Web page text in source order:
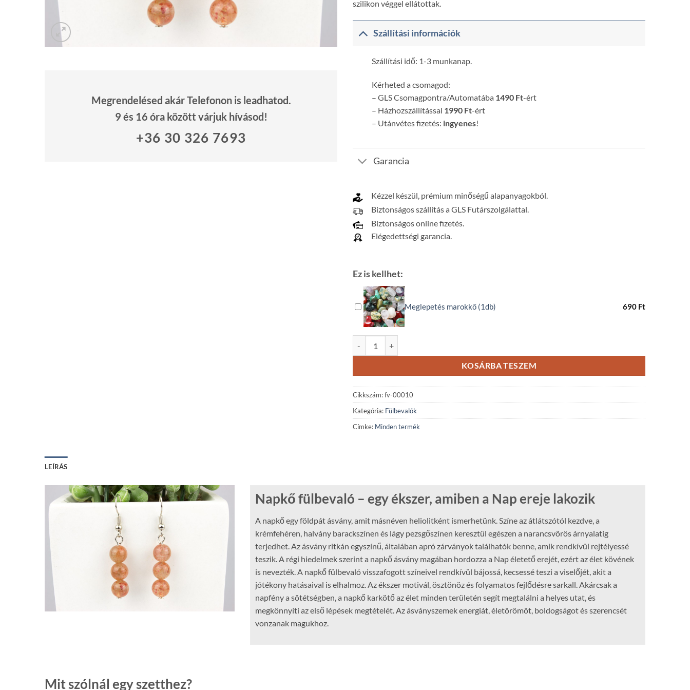
Megrendelésed akár Telefonon is leadhatod.
9 és 16 óra között várjuk hívásod!
+36 30 326 7693
szilikon véggel ellátottak.
Szállítási információk
Szállítási idő: 1-3 munkanap.
Kérheted a csomagod:
– GLS Csomagpontra/Automatába 1490 Ft-ért
– Házhozszállítással 1990 Ft-ért
– Utánvétes fizetés: ingyenes!
Garancia
Kézzel készül, prémium minőségű alapanyagokból.
Biztonságos szállítás a GLS Futárszolgálattal.
Biztonságos online fizetés.
Elégedettségi garancia.
Ez is kellhet:
Meglepetés marokkő (1db) 690 Ft
KOSÁRBA TESZEM
Cikkszám:fv-00010
Kategória: Fülbevalók
Címke: Minden termék
LEÍRÁS
Napkő fülbevaló – egy ékszer, amiben a Nap ereje lakozik
A napkő egy földpát ásvány, amit másnéven heliolitként ismerhetünk. Színe az átlátszótól kezdve, a
krémfehéren, halvány barackszínen és lágy pezsgőszínen keresztül egészen a narancsvörös árnyalatig
terjedhet. Az ásvány ritkán egyszínű, általában apró zárványok találhatók benne, amik rendkívül rejtélyessé
teszik. A régi hiedelmek szerint a napkő ásvány magában hordozza a Nap életető erejét, ezért az élet kövének
is nevezték. A napkő fülbevaló visszafogott színeivel rendkívül bájossá, kecsessé teszi a viselőjét, akit a
jótékony hatásaival is elhalmoz. Az ékszer motivál, ösztönöz és folyamatos fejlődésre sarkall. Akárcsak a
napfény a sötétségben, a napkő karkötő az élet minden területén segít megtalálni a helyes utat, és
megkönnyíti az első lépések megtételét. Az ásványszemek energiát, életörömöt, boldogságot és szerencsét
vonzanak magukhoz.
Mit szólnál egy szetthez?